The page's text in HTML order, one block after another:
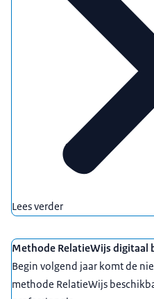
Lees verder
Methode RelatieWijs digitaal
Begin volgend jaar komt de
methode RelatieWijs